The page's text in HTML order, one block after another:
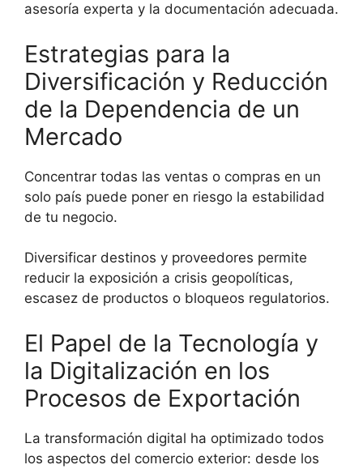
asesoría experta y la documentación adecuada.
Estrategias para la
Diversificación y Reducción
de la Dependencia de un
Mercado
Concentrar todas las ventas o compras en un
solo país puede poner en riesgo la estabilidad
de tu negocio.
Diversificar destinos y proveedores permite
reducir la exposición a crisis geopolíticas,
escasez de productos o bloqueos regulatorios.
El Papel de la Tecnología y
la Digitalización en los
Procesos de Exportación
La transformación digital ha optimizado todos
los aspectos del comercio exterior: desde los